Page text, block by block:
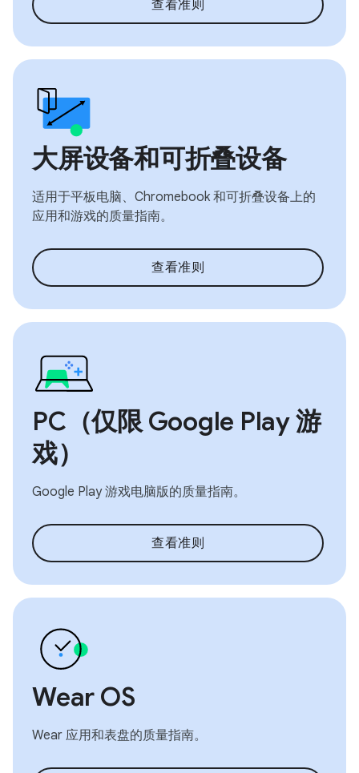
查看准则
大屏设备和可折叠设备
适用于平板电脑、Chromebook 和可折叠设备上的
应用和游戏的质量指南。
查看准则
PC（仅限 Google Play 游
戏）
Google Play 游戏电脑版的质量指南。
查看准则
Wear OS
Wear 应用和表盘的质量指南。